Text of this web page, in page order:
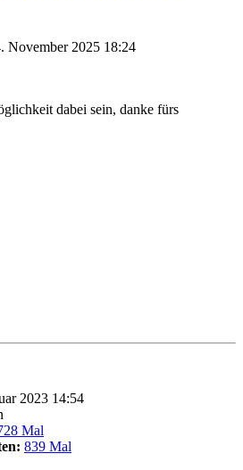
November 2025 18:24
dabei sein, danke fürs
2023 14:54
Mal
839 Mal